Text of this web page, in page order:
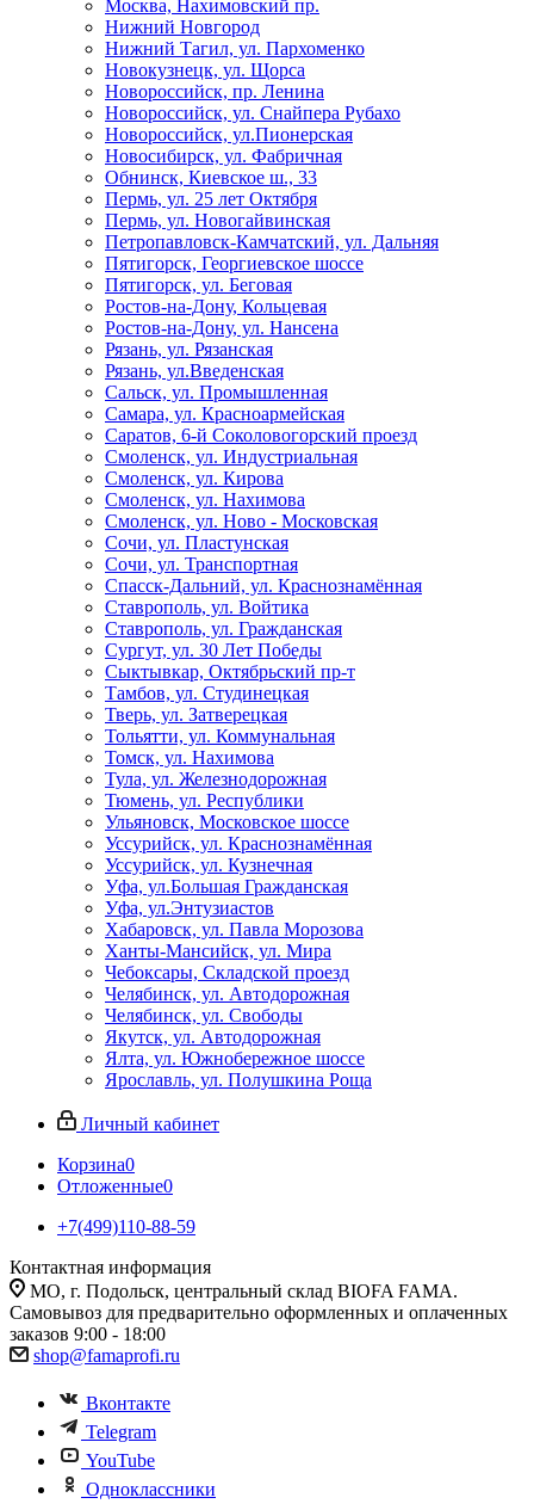
Москва, Нахимовский пр.
Нижний Новгород
Нижний Тагил, ул. Пархоменко
Новокузнецк, ул. Щорса
Новороссийск, пр. Ленина
Новороссийск, ул. Снайпера Рубахо
Новороссийск, ул.Пионерская
Новосибирск, ул. Фабричная
Обнинск, Киевское ш., 33
Пермь, ул. 25 лет Октября
Пермь, ул. Новогайвинская
Петропавловск-Камчатский, ул. Дальняя
Пятигорск, Георгиевское шоссе
Пятигорск, ул. Беговая
Ростов-на-Дону, Кольцевая
Ростов-на-Дону, ул. Нансена
Рязань, ул. Рязанская
Рязань, ул.Введенская
Сальск, ул. Промышленная
Самара, ул. Красноармейская
Саратов, 6-й Соколовогорский проезд
Смоленск, ул. Индустриальная
Смоленск, ул. Кирова
Смоленск, ул. Нахимова
Смоленск, ул. Ново - Московская
Сочи, ул. Пластунская
Сочи, ул. Транспортная
Спасск-Дальний, ул. Краснознамённая
Ставрополь, ул. Войтика
Ставрополь, ул. Гражданская
Сургут, ул. 30 Лет Победы
Сыктывкар, Октябрьский пр-т
Тамбов, ул. Студинецкая
Тверь, ул. Затверецкая
Тольятти, ул. Коммунальная
Томск, ул. Нахимова
Тула, ул. Железнодорожная
Тюмень, ул. Республики
Ульяновск, Московское шоссе
Уссурийск, ул. Краснознамённая
Уссурийск, ул. Кузнечная
Уфа, ул.Большая Гражданская
Уфа, ул.Энтузиастов
Хабаровск, ул. Павла Морозова
Ханты-Мансийск, ул. Мира
Чебоксары, Складской проезд
Челябинск, ул. Автодорожная
Челябинск, ул. Свободы
Якутск, ул. Автодорожная
Ялта, ул. Южнобережное шоссе
Ярославль, ул. Полушкина Роща
Личный кабинет
Корзина0
Отложенные0
+7(499)110-88-59
Контактная информация
МО, г. Подольск, центральный склад BIOFA FAMA.
Самовывоз для предварительно оформленных и оплаченных
заказов 9:00 - 18:00
shop@famaprofi.ru
Вконтакте
Telegram
YouTube
Одноклассники